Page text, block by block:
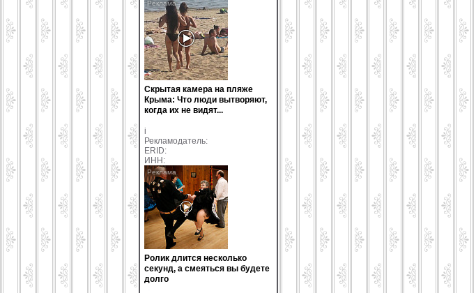
Скрытая камера на пляже
Крыма: Что люди вытворяют,
когда их не видят...
i
Рекламодатель:
ERID:
ИНН:
Ролик длится несколько
секунд, а смеяться вы будете
долго